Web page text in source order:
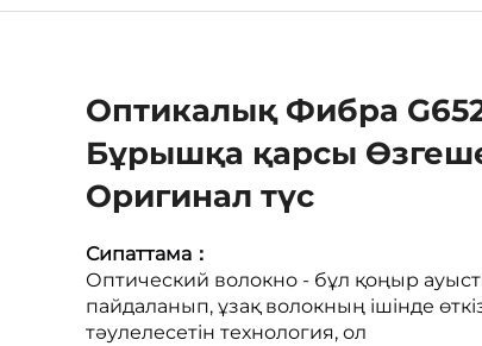
Оптикалық Фибра
Бұрышқа қарсы
Оригинал түс
Сипаттама：
Оптический волокно - бұл қоңыр
пайдаланып, ұзақ волокның ішінде
тәулелесетін технология, ол